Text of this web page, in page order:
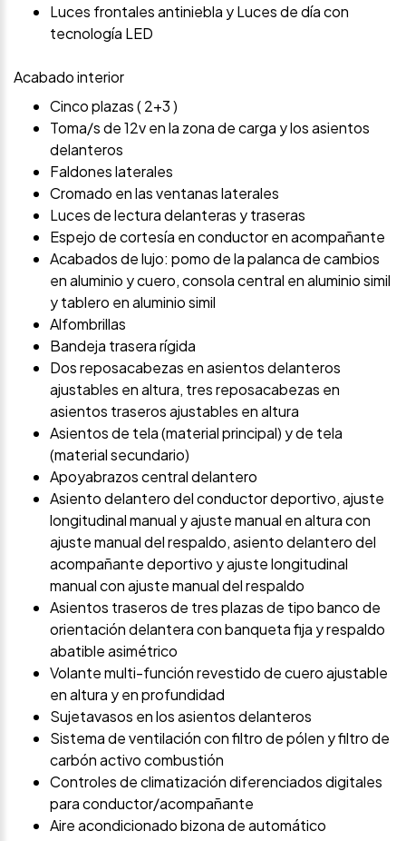
Luces frontales antiniebla y Luces de día con
tecnología LED
Acabado interior
Cinco plazas ( 2+3 )
Toma/s de 12v en la zona de carga y los asientos
delanteros
Faldones laterales
Cromado en las ventanas laterales
Luces de lectura delanteras y traseras
Espejo de cortesía en conductor en acompañante
Acabados de lujo: pomo de la palanca de cambios
en aluminio y cuero, consola central en aluminio simil
y tablero en aluminio simil
Alfombrillas
Bandeja trasera rígida
Dos reposacabezas en asientos delanteros
ajustables en altura, tres reposacabezas en
asientos traseros ajustables en altura
Asientos de tela (material principal) y de tela
(material secundario)
Apoyabrazos central delantero
Asiento delantero del conductor deportivo, ajuste
longitudinal manual y ajuste manual en altura con
ajuste manual del respaldo, asiento delantero del
acompañante deportivo y ajuste longitudinal
manual con ajuste manual del respaldo
Asientos traseros de tres plazas de tipo banco de
orientación delantera con banqueta fija y respaldo
abatible asimétrico
Volante multi-función revestido de cuero ajustable
en altura y en profundidad
Sujetavasos en los asientos delanteros
Sistema de ventilación con filtro de pólen y filtro de
carbón activo combustión
Controles de climatización diferenciados digitales
para conductor/acompañante
Aire acondicionado bizona de automático